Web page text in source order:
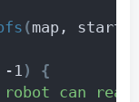
(map, start,
-1 )
{
robot can